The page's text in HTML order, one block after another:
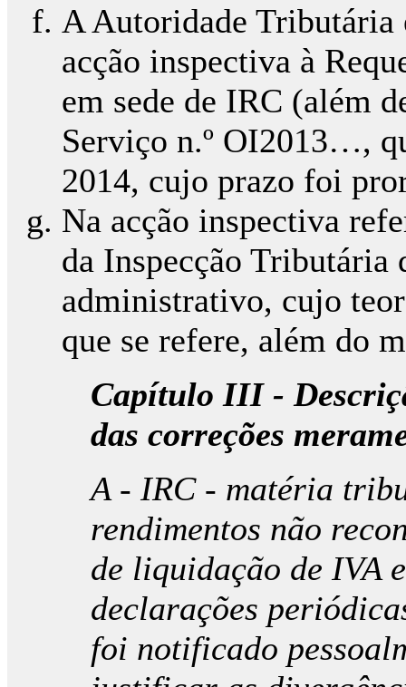
A Autoridade Tributária
acção inspectiva à
em sede de IRC (além
Serviço n.º OI2013…,
2014, cujo prazo foi
Na acção inspectiva
da Inspecção Tributária
administrativo, cujo
que se refere, além do
Capítulo III -
das correções
A - IRC - matéria
rendimentos não
de liquidação de IVA
declarações
foi notificado